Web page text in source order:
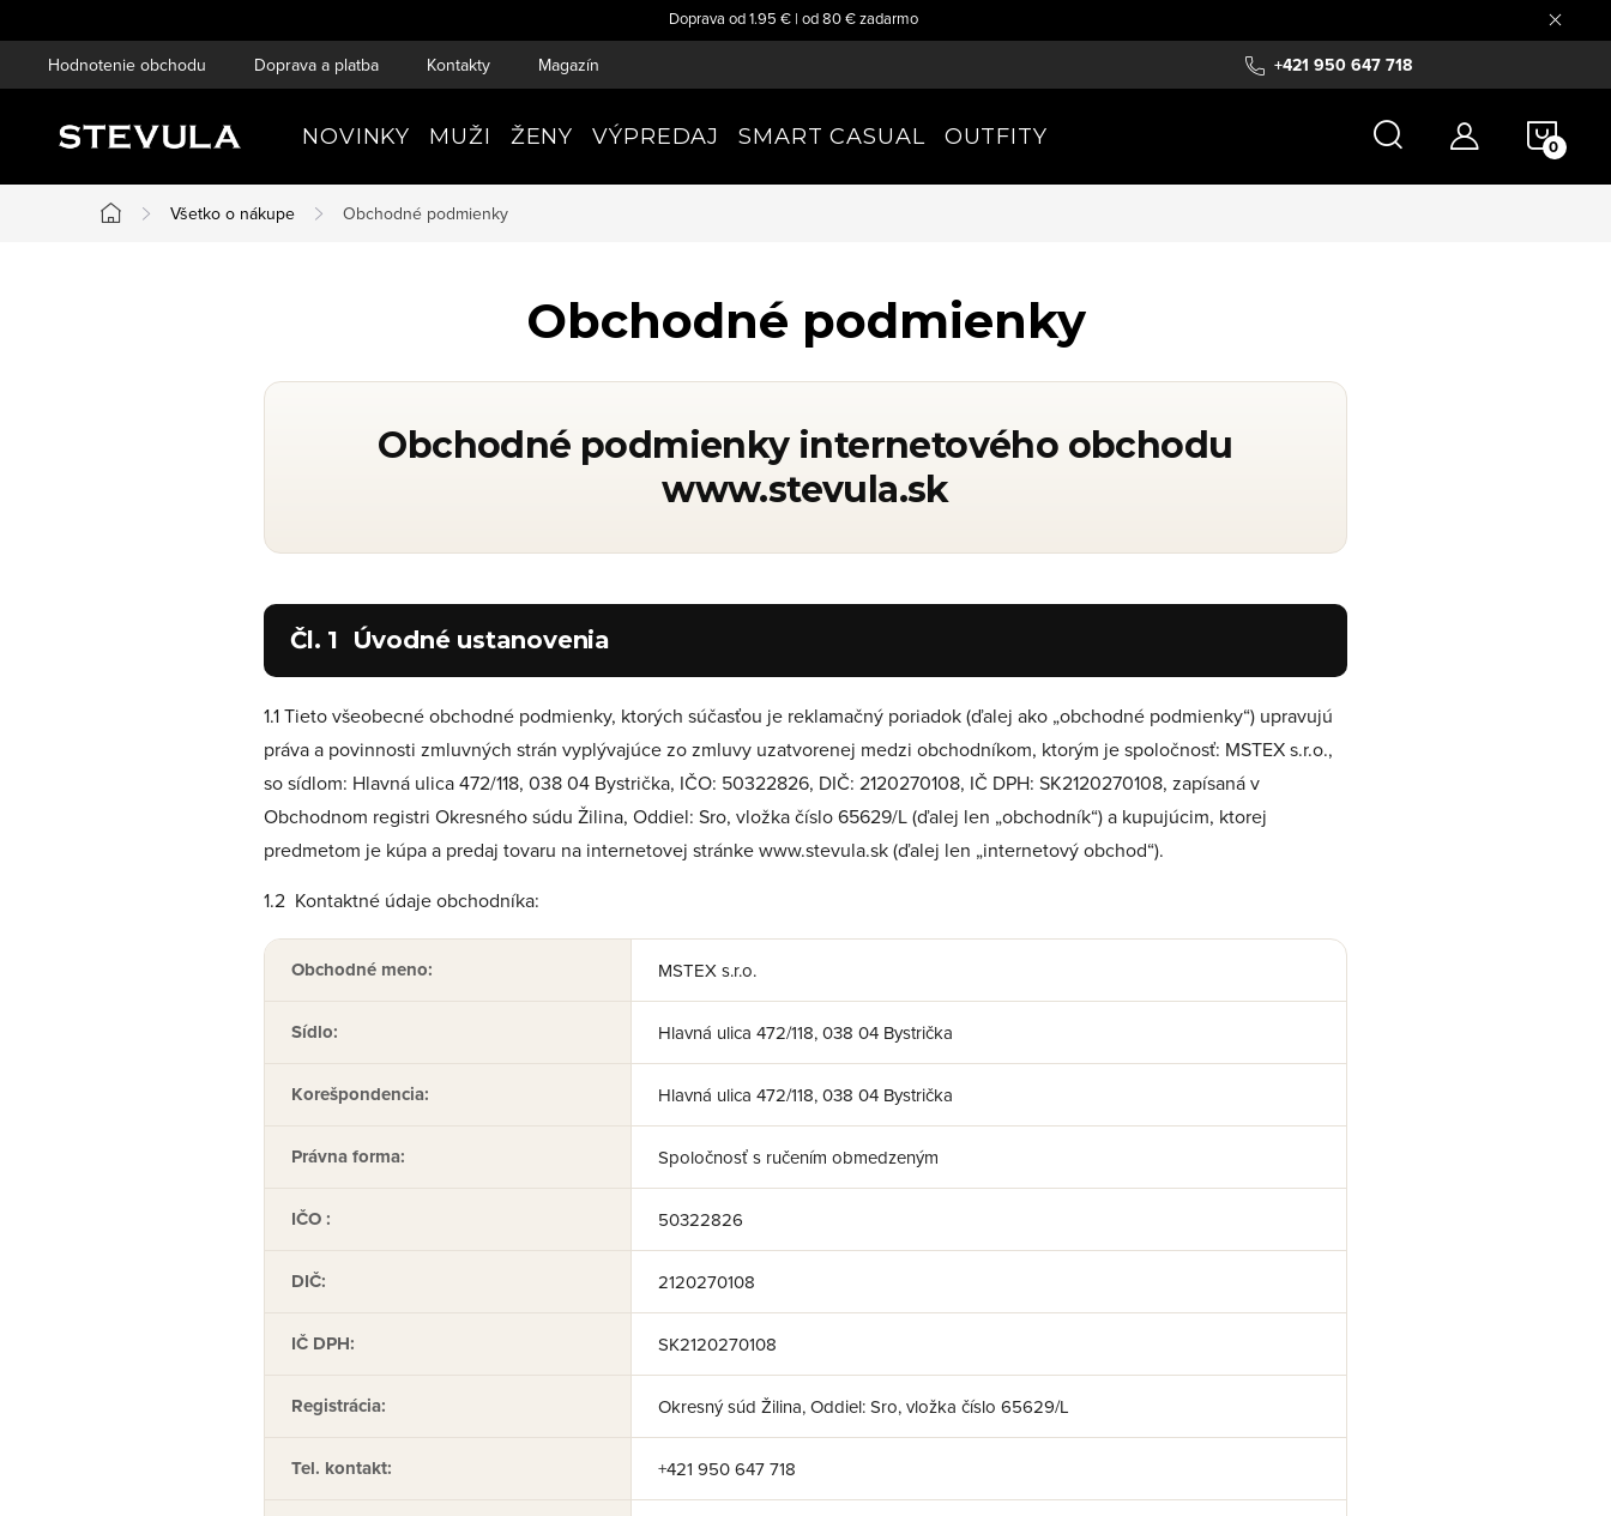
na
Doprava od 1.95 € | od 80 € zadarmo
+421 950 647 718
Hodnotenie obchodu Doprava a platba Kontakty Magazín
NOVINKY MUŽI ŽENY VÝPREDAJ SMART CASUAL OUTFITY
Domov
Všetko o nákupe Obchodné podmienky
Obchodné podmienky
Obchodné podmienky internetového obchodu
www.stevula.sk
Čl. 1 Úvodné ustanovenia
1.1 Tieto všeobecné obchodné podmienky, ktorých súčasťou je reklamačný poriadok (ďalej ako „obchodné podmienky“) upravujú
práva a povinnosti zmluvných strán vyplývajúce zo zmluvy uzatvorenej medzi obchodníkom, ktorým je spoločnosť: MSTEX s.r.o.,
so sídlom: Hlavná ulica 472/118, 038 04 Bystrička, IČO: 50322826, DIČ: 2120270108, IČ DPH: SK2120270108, zapísaná v
Obchodnom registri Okresného súdu Žilina, Oddiel: Sro, vložka číslo 65629/L (ďalej len „obchodník“) a kupujúcim, ktorej
predmetom je kúpa a predaj tovaru na internetovej stránke www.stevula.sk (ďalej len „internetový obchod“).
1.2 Kontaktné údaje obchodníka:
Obchodné meno: MSTEX s.r.o.
Sídlo: Hlavná ulica 472/118, 038 04 Bystrička
Korešpondencia: Hlavná ulica 472/118, 038 04 Bystrička
Právna forma: Spoločnosť s ručením obmedzeným
IČO : 50322826
DIČ: 2120270108
IČ DPH: SK2120270108
Registrácia: Okresný súd Žilina, Oddiel: Sro, vložka číslo 65629/L
Tel. kontakt: +421 950 647 718